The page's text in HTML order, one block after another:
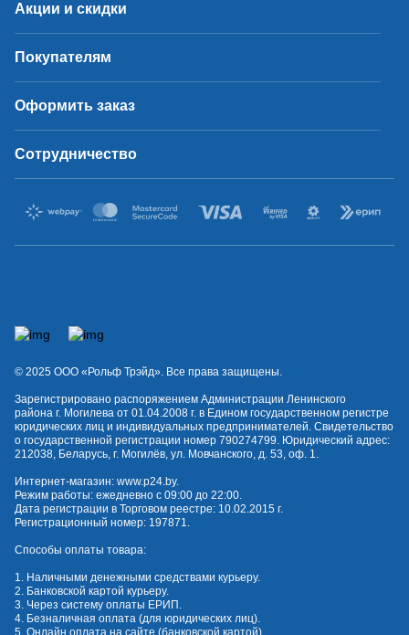
Акции и скидки
Покупателям
Оформить заказ
Сотрудничество
© 2025 OOO «Рольф Трэйд». Все права защищены.
Зарегистрировано распоряжением Администрации Ленинского
района г. Могилева от 01.04.2008 г. в Едином государственном регистре
юридических лиц и индивидуальных предпринимателей. Свидетельство
о государственной регистрации номер 790274799. Юридический адрес:
212038, Беларусь, г. Могилёв, ул. Мовчанского, д. 53, оф. 1.
Интернет-магазин: www.p24.by.
Режим работы: ежедневно с 09:00 до 22:00.
Дата регистрации в Торговом реестре: 10.02.2015 г.
Регистрационный номер: 197871.
Способы оплаты товара:
1. Наличными денежными средствами курьеру.
2. Банковской картой курьеру.
3. Через систему оплаты ЕРИП.
4. Безналичная оплата (для юридических лиц).